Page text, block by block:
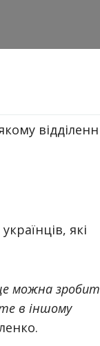
які
можна
в іншому